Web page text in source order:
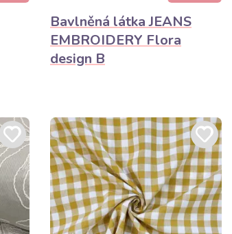
Bavlněná látka JEANS
EMBROIDERY Flora
design B